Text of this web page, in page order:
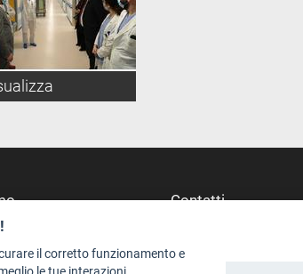
Contatti
Struttura di riferimento
il corretto funzionamento e